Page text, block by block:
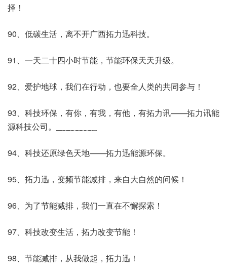
择！
90、低碳生活，离不开广西拓力迅科技。
91、一天二十四小时节能，节能环保天天升级。
92、爱护地球，我们在行动，也要全人类的共同参与！
93、科技环保，有你，有我，有他，有拓力讯——拓力讯能
源科技公司。
94、科技还原绿色天地——拓力迅能源环保。
95、拓力迅，变频节能减排，来自大自然的问候！
96、为了节能减排，我们一直在不懈探索！
97、科技改变生活，拓力改变节能！
98、节能减排，从我做起，拓力迅！